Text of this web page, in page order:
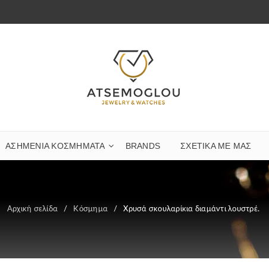
ΑΣΗΜΈΝΙΑ ΚΟΣΜΉΜΑΤΑ BRANDS ΣΧΕΤΙΚΆ ΜΕ ΜΑΣ
Αρχική σελίδα / Κόσμημα / Χρυσά σκουλαρίκια διαμάντι λουστρέ.